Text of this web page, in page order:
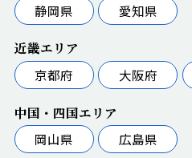
静岡県
愛知県
近畿エリア
京都府
大阪府
中国・四国エリア
岡山県
広島県